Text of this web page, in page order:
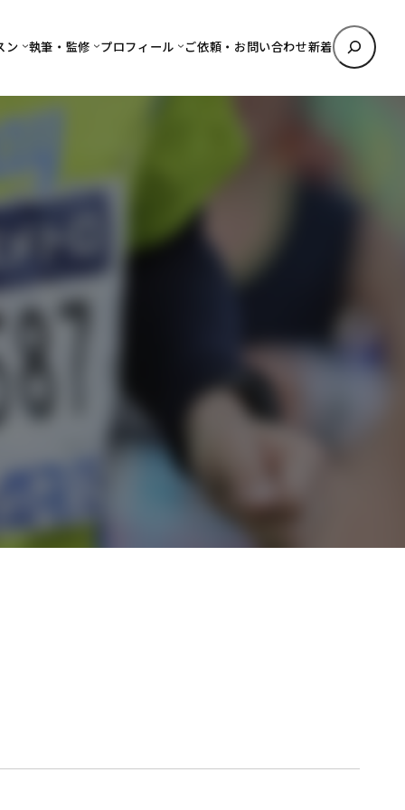
ン 執筆・監修 プロフィール ご依頼・お問い合わせ新着
検
索